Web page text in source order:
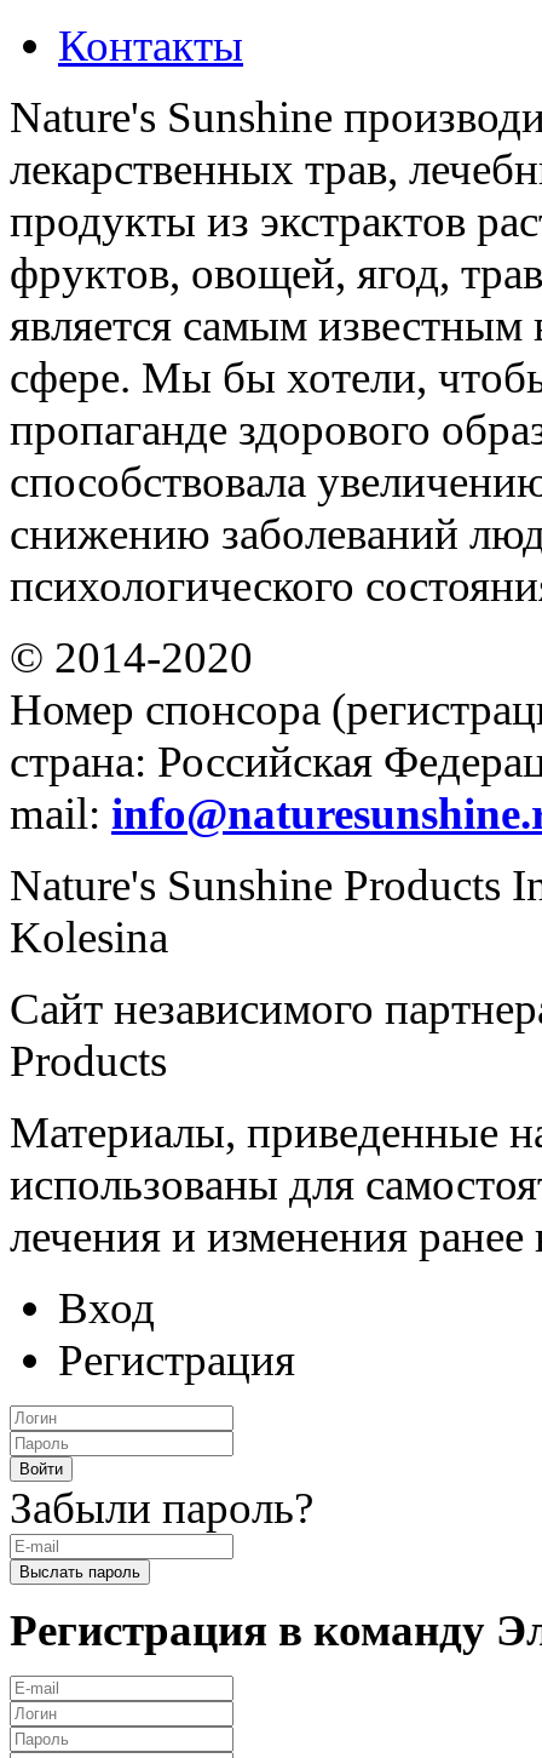
Контакты
Nature's Sunshine
лекарственных трав,
продукты из экстрактов
фруктов, овощей, ягод,
является самым
сфере. Мы бы хотели,
пропаганде здорового
способствовала
снижению заболеваний
психологического
© 2014-2020
Номер спонсора
страна: Российская
mail:
Nature's Sunshine Products
Kolesina
Сайт независимого
Products
Материалы, приведенные
использованы для
лечения и изменения
Вход
Регистрация
Забыли пароль?
Регистрация в команду